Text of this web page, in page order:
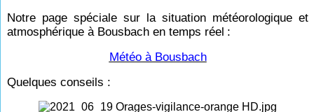
Notre page spéciale sur la situation météorologique et
atmosphérique à Bousbach en temps réel :
Météo à Bousbach
Quelques conseils :